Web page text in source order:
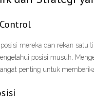
mereka dan rekan satu
posisi musuh.
penting untuk